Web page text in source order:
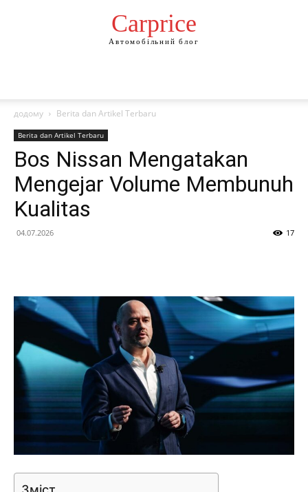
Сarprice
Автомобільний блог
додому Berita dan Artikel Terbaru
Berita dan Artikel Terbaru
Bos Nissan Mengatakan
Mengejar Volume Membunuh
Kualitas
04.07.2026 17